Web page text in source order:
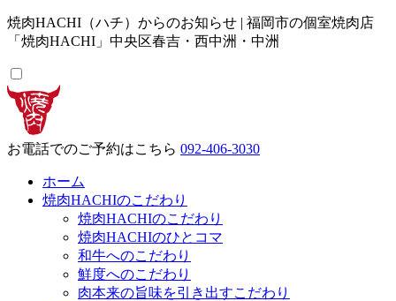
焼肉HACHI（ハチ）からのお知らせ | 福岡市の個室焼肉店
「焼肉HACHI」中央区春吉・西中洲・中洲
お電話でのご予約はこちら 092-406-3030
ホーム
焼肉HACHIのこだわり
焼肉HACHIのこだわり
焼肉HACHIのひとコマ
和牛へのこだわり
鮮度へのこだわり
肉本来の旨味を引き出すこだわり